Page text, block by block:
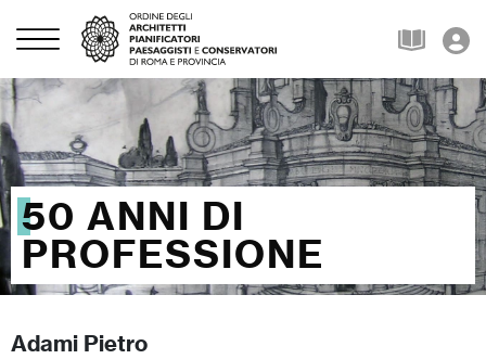
50 ANNI DI
PROFESSIONE
Adami Pietro